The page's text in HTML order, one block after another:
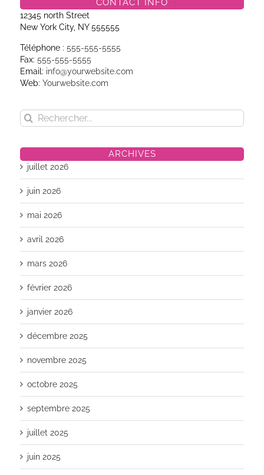
CONTACT INFO
12345 north Street
New York City, NY 555555
Téléphone : 555-555-5555
Fax: 555-555-5555
Email: info@yourwebsite.com
Web: Yourwebsite.com
Rechercher:
ARCHIVES
juillet 2026
juin 2026
mai 2026
avril 2026
mars 2026
février 2026
janvier 2026
décembre 2025
novembre 2025
octobre 2025
septembre 2025
juillet 2025
juin 2025